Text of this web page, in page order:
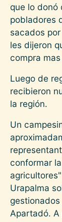
que lo donó
pobladores
sacados
les dijeron
compra mas
Luego de
recibieron
la región.
Un
conformar
Urapalma
Apartadó.